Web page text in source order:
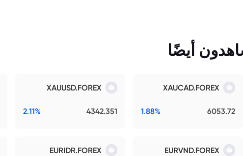
أيضًا
XAUCAD.FOREX
6053.72
1.88%
XAUUSD.FOREX
4342.351
2.11%
EURVND.FOREX
EURIDR.FOREX